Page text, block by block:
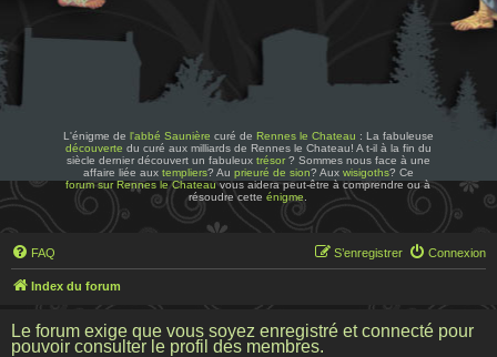
L'énigme de l'abbé Saunière curé de Rennes le Chateau : La fabuleuse
découverte du curé aux milliards de Rennes le Chateau! A t-il à la fin du
siècle dernier découvert un fabuleux trésor? Sommes nous face à une
affaire liée aux templiers? Au prieuré de sion? Aux wisigoths? Ce
forum sur Rennes le Chateauvous aidera peut-être à comprendre ou à
résoudre cetteénigme
FAQ Connexion
S’enregistrer
Index du forum
Le forum exige que vous soyez enregistré et connecté pour
pouvoir consulter le profil des membres.